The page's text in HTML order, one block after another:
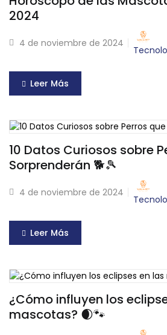
2024
4 de noviembre de 2024
Leer Más
10 Datos Curiosos sobre
Sorprenderán 🐕🎾
4 de noviembre de 2024
Leer Más
¿Cómo influyen los
mascotas? 🌒🐾